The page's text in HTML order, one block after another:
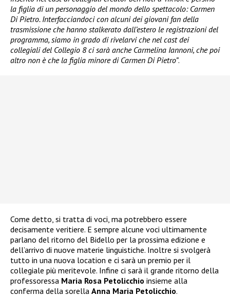
la figlia di un personaggio del mondo dello spettacolo: Carmen
Di Pietro. Interfacciandoci con alcuni dei giovani fan della
trasmissione che hanno stalkerato dall’estero le registrazioni del
programma, siamo in grado di rivelarvi che nel cast dei
collegiali del Collegio 8 ci sarà anche Carmelina Iannoni, che poi
altro non è che la figlia minore di Carmen Di Pietro”.
Come detto, si tratta di voci, ma potrebbero essere
decisamente veritiere. E sempre alcune voci ultimamente
parlano del ritorno del Bidello per la prossima edizione e
dell’arrivo di nuove materie linguistiche. Inoltre si svolgerà
tutto in una nuova location e ci sarà un premio per il
collegiale più meritevole. Infine ci sarà il grande ritorno della
professoressa Maria Rosa Petolicchio insieme alla
conferma della sorella Anna Maria Petolicchio.